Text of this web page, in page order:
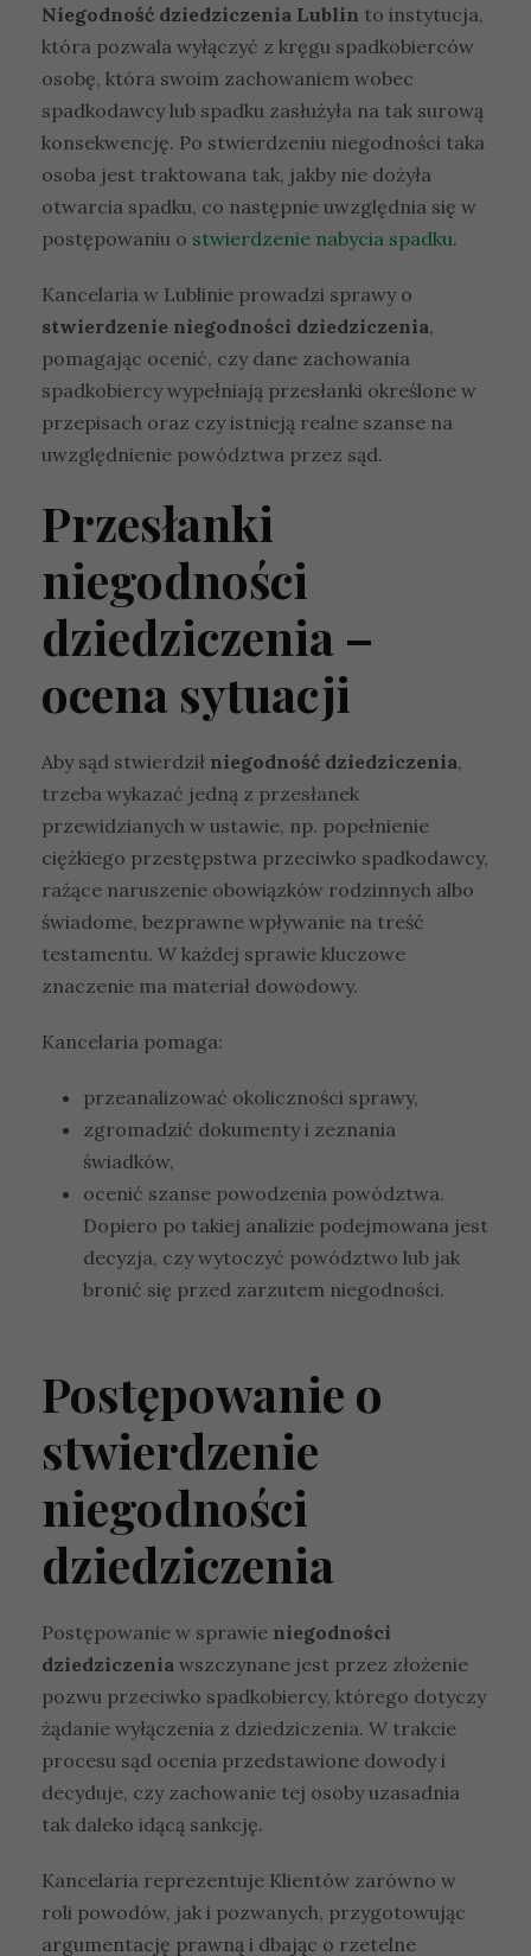
Niegodność dziedziczenia Lublin to instytucja,
która pozwala wyłączyć z kręgu spadkobierców
osobę, która swoim zachowaniem wobec
spadkodawcy lub spadku zasłużyła na tak surową
konsekwencję. Po stwierdzeniu niegodności taka
osoba jest traktowana tak, jakby nie dożyła
otwarcia spadku, co następnie uwzględnia się w
postępowaniu o stwierdzenie nabycia spadku.
Kancelaria w Lublinie prowadzi sprawy o
stwierdzenie niegodności dziedziczenia,
pomagając ocenić, czy dane zachowania
spadkobiercy wypełniają przesłanki określone w
przepisach oraz czy istnieją realne szanse na
uwzględnienie powództwa przez sąd.
Przesłanki
niegodności
dziedziczenia –
ocena sytuacji
Aby sąd stwierdził niegodność dziedziczenia,
trzeba wykazać jedną z przesłanek
przewidzianych w ustawie, np. popełnienie
ciężkiego przestępstwa przeciwko spadkodawcy,
rażące naruszenie obowiązków rodzinnych albo
świadome, bezprawne wpływanie na treść
testamentu. W każdej sprawie kluczowe
znaczenie ma materiał dowodowy.
Kancelaria pomaga:
przeanalizować okoliczności sprawy,
zgromadzić dokumenty i zeznania
świadków,
ocenić szanse powodzenia powództwa.
Dopiero po takiej analizie podejmowana jest
decyzja, czy wytoczyć powództwo lub jak
bronić się przed zarzutem niegodności.
Postępowanie o
stwierdzenie
niegodności
dziedziczenia
Postępowanie w sprawie niegodności
dziedziczenia wszczynane jest przez złożenie
pozwu przeciwko spadkobiercy, którego dotyczy
żądanie wyłączenia z dziedziczenia. W trakcie
procesu sąd ocenia przedstawione dowody i
decyduje, czy zachowanie tej osoby uzasadnia
tak daleko idącą sankcję.
Kancelaria reprezentuje Klientów zarówno w
roli powodów, jak i pozwanych, przygotowując
argumentację prawną i dbając o rzetelne